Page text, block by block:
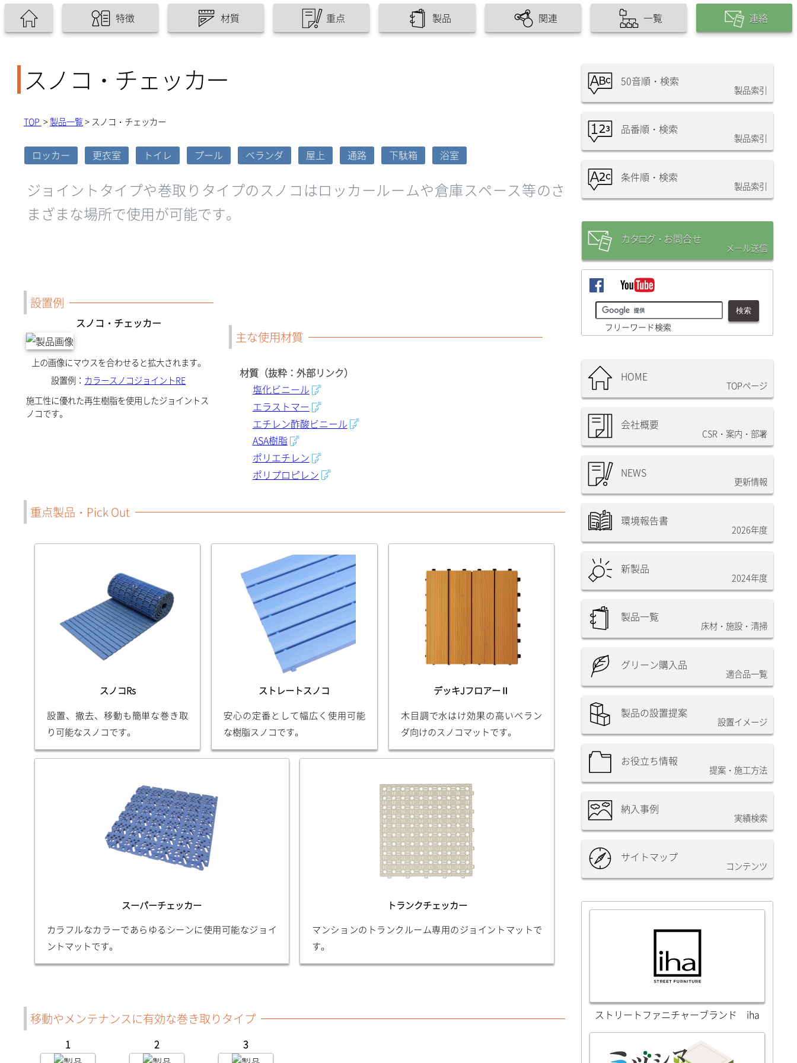
スノコ・チェッカー
TOP >製品一覧> スノコ・チェッカー
ロッカー 更衣室 トイレ プール ベランダ 屋上 通路 下駄箱 浴室
ジョイントタイプや巻取りタイプのスノコはロッカールームや倉庫スペース等のさ
まざまな場所で使用が可能です。
設置例
スノコ・チェッカー
上の画像にマウスを合わせると拡大されます。
設置例： カラースノコジョイントRE
施工性に優れた再生樹脂を使用したジョイントス
ノコです。
主な使用材質
材質（抜粋：外部リンク）
塩化ビニール
エラストマー
エチレン酢酸ビニール
ASA樹脂
ポリエチレン
ポリプロピレン
重点製品・Pick Out
スノコRs
設置、撤去、移動も簡単な巻き取
り可能なスノコです。
ストレートスノコ
安心の定番として幅広く使用可能
な樹脂スノコです。
デッキJフロアーⅡ
木目調で水はけ効果の高いベラン
ダ向けのスノコマットです。
スーパーチェッカー
カラフルなカラーであらゆるシーンに使用可能なジョイ
ントマットです。
トランクチェッカー
マンションのトランクルーム専用のジョイントマットで
す。
移動やメンテナンスに有効な巻き取りタイプ
1 2 3
50音順・検索
製品索引
品番順・検索
製品索引
条件順・検索
製品索引
カタログ・ お問合せ
メール送信
フリーワード検索
HOME
TOPページ
会社概要
CSR・案内・部署
NEWS
更新情報
環境報告書
2026年度
新製品
2024年度
製品一覧
床材・施設・清掃
グリーン購入品
適合品一覧
製品の設置提案
設置イメージ
お役立ち情報
提案・施工方法
納入事例
実績検索
サイトマップ
コンテンツ
ストリートファニチャーブランド iha
特徴 材質 重点 製品 関連 一覧 連絡